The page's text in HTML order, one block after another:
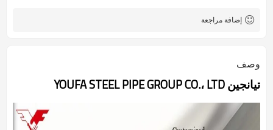
إضافة مراجعة
وصف
تيانجين YOUFA STEEL PIPE GROUP CO.، LTD